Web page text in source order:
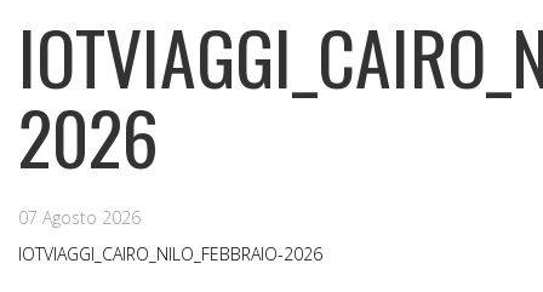
2026
07 Agosto 2026
IOTVIAGGI_CAIRO_NILO_FEBBRAIO-2026